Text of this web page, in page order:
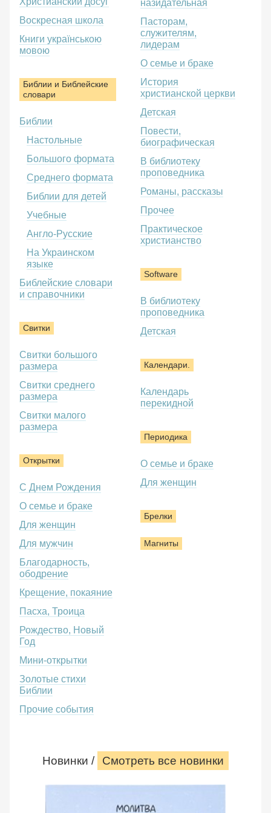
Воскресная школа
Книги українською
мовою
Библии и Библейские
словари
Библии
Настольные
Большого формата
Среднего формата
Библии для детей
Учебные
Англо-Русские
На Украинском
языке
Библейские словари
и справочники
Свитки
Свитки большого
размера
Свитки среднего
размера
Свитки малого
размера
Открытки
С Днем Рождения
О семье и браке
Для женщин
Для мужчин
Благодарность,
ободрение
Крещение, покаяние
Пасха, Троица
Рождество, Новый
Год
Мини-открытки
Золотые стихи
Библии
Прочие события
назидательная
Пасторам,
служителям,
лидерам
О семье и браке
История
христианской церкви
Детская
Повести,
биографическая
В библиотеку
проповедника
Романы, рассказы
Прочее
Практическое
христианство
Software
В библиотеку
проповедника
Детская
Календари.
Календарь
перекидной
Периодика
О семье и браке
Для женщин
Брелки
Магниты
Новинки / Смотреть все новинки